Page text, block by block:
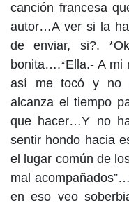
canción francesa
autor…A ver si la
de enviar, si?.
bonita….*Ella.- A mi
así me tocó y no
alcanza el tiempo
que hacer…Y no
sentir hondo hacia
el lugar común de
mal
en eso veo